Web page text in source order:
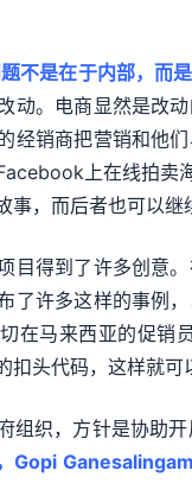
不是在于内部，而
动。电商显然是改
经销商把营销和他
上在线拍卖
，而后者也可以继
目得到了许多创意
了许多这样的事例
在马来西亚的促销
扣头代码，这样就
组织，方针是协助
Gopi